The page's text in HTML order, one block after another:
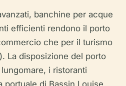
banchine per acque
efficienti rendono il porto
che per il turismo
La disposizione del porto
i ristoranti
portuale di Bassin Louise